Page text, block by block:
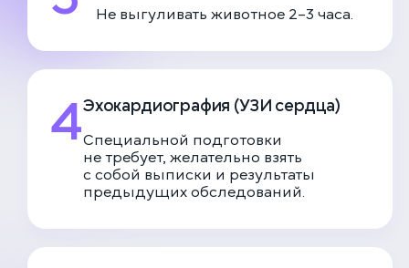
Не выгуливать животное 2–3 часа.
4Эхокардиография (УЗИ сердца)
Специальной подготовки
не требует, желательно взять
с собой выписки и результаты
предыдущих обследований.